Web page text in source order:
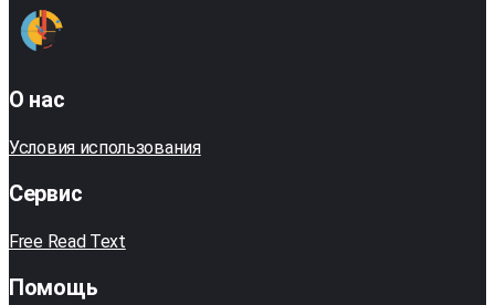
О нас
Условия использования
Сервис
Free Read Text
Помощь